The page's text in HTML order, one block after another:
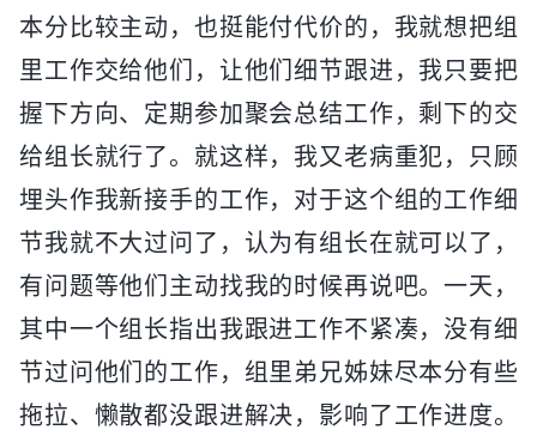
本分比较主动，也挺能付代价的，我就想把组
里工作交给他们，让他们细节跟进，我只要把
握下方向、定期参加聚会总结工作，剩下的交
给组长就行了。就这样，我又老病重犯，只顾
埋头作我新接手的工作，对于这个组的工作细
节我就不大过问了，认为有组长在就可以了，
有问题等他们主动找我的时候再说吧。一天，
其中一个组长指出我跟进工作不紧凑，没有细
节过问他们的工作，组里弟兄姊妹尽本分有些
拖拉、懒散都没跟进解决，影响了工作进度。